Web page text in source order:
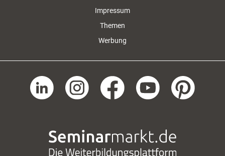
Impressum
Themen
Werbung